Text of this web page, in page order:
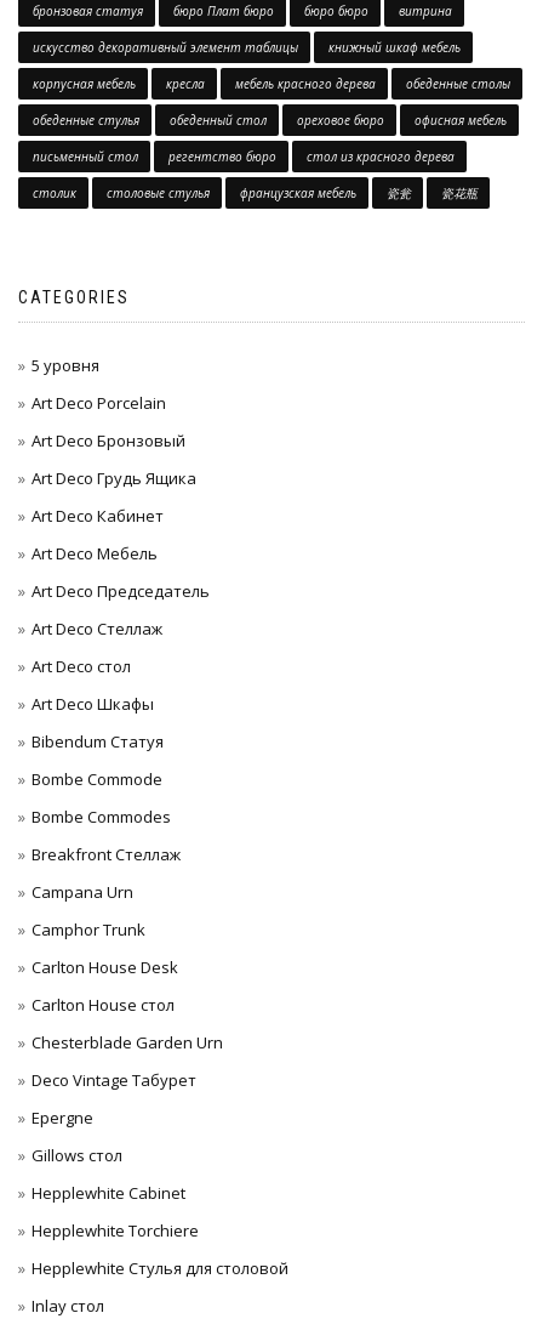
бронзовая статуя бюро Плат бюро бюро бюро витрина
искусство декоративный элемент таблицы книжный шкаф мебель
корпусная мебель кресла мебель красного дерева обеденные столы
обеденные стулья обеденный стол ореховое бюро офисная мебель
письменный стол регентство бюро стол из красного дерева
столик столовые стулья французская мебель 瓷瓮 瓷花瓶
CATEGORIES
5 уровня
Art Deco Porcelain
Art Deco Бронзовый
Art Deco Грудь Ящика
Art Deco Кабинет
Art Deco Мебель
Art Deco Председатель
Art Deco Стеллаж
Art Deco стол
Art Deco Шкафы
Bibendum Статуя
Bombe Commode
Bombe Commodes
Breakfront Стеллаж
Campana Urn
Camphor Trunk
Carlton House Desk
Carlton House стол
Chesterblade Garden Urn
Deco Vintage Табурет
Epergne
Gillows стол
Hepplewhite Cabinet
Hepplewhite Torchiere
Hepplewhite Стулья для столовой
Inlay стол